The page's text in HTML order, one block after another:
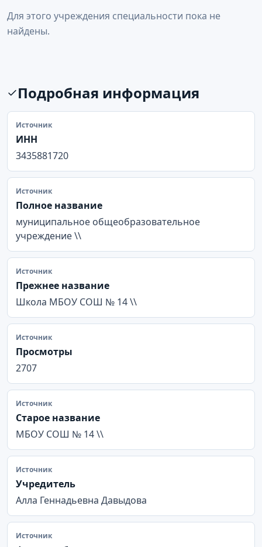
Для этого учреждения специальности пока не
найдены.
Подробная информация
Источник
ИНН
3435881720
Источник
Полное название
муниципальное общеобразовательное
учреждение \\
Источник
Прежнее название
Школа МБОУ СОШ № 14 \\
Источник
Просмотры
2707
Источник
Старое название
МБОУ СОШ № 14 \\
Источник
Учредитель
Алла Геннадьевна Давыдова
Источник